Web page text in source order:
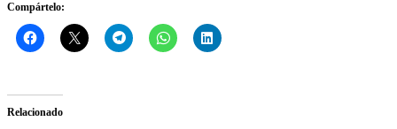
Compártelo:
Relacionado